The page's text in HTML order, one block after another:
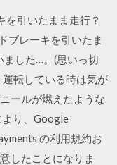
引いたまま走行？
ブレーキを引いたま
ました…。(思いっ切
転している時は気が
ールが燃えたような
り、Google
の利用規約お
したことになりま